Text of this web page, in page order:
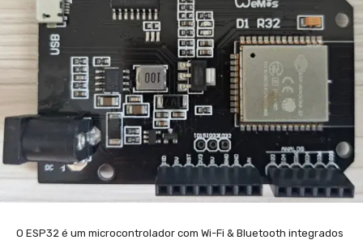
O ESP32 é um microcontrolador com Wi-Fi & Bluetooth integrados